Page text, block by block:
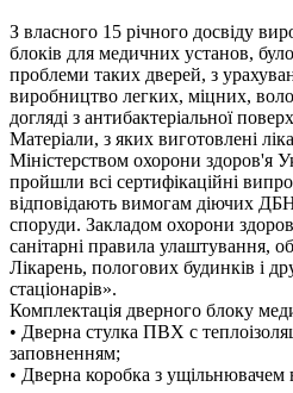
З власного 15 річного досвіду
блоків для медичних установ,
проблеми таких дверей, з
виробництво легких, міцних,
догляді з антибактеріальної
Матеріали, з яких виготовлені
Міністерством охорони здоров'я
пройшли всі сертифікаційні
відповідають вимогам діючих
споруди. Закладом охорони
санітарні правила
Лікарень, пологових будинків і
стаціонарів».
Комплектація дверного блоку
• Дверна стулка ПВХ c
заповненням;
• Дверна коробка з ущільнювачем